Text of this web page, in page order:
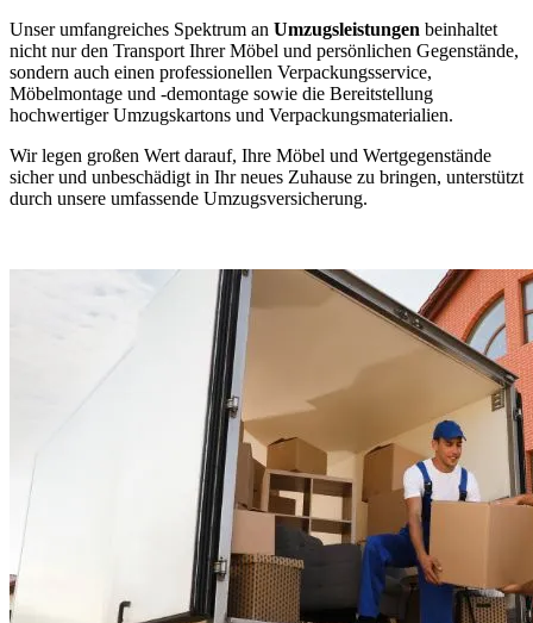
Unser umfangreiches Spektrum an Umzugsleistungen beinhaltet
nicht nur den Transport Ihrer Möbel und persönlichen Gegenstände,
sondern auch einen professionellen Verpackungsservice,
Möbelmontage und -demontage sowie die Bereitstellung
hochwertiger Umzugskartons und Verpackungsmaterialien.
Wir legen großen Wert darauf, Ihre Möbel und Wertgegenstände
sicher und unbeschädigt in Ihr neues Zuhause zu bringen, unterstützt
durch unsere umfassende Umzugsversicherung.